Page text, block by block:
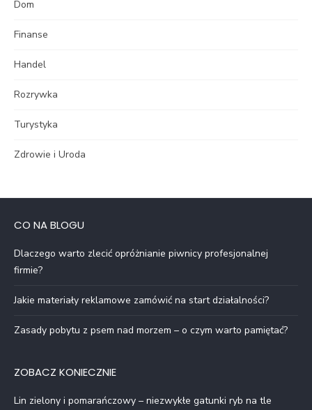
Dom
Finanse
Handel
Rozrywka
Turystyka
Zdrowie i Uroda
CO NA BLOGU
Dlaczego warto zlecić opróżnianie piwnicy profesjonalnej
firmie?
Jakie materiały reklamowe zamówić na start działalności?
Zasady pobytu z psem nad morzem – o czym warto pamiętać?
ZOBACZ KONIECZNIE
Lin zielony i pomarańczowy – niezwykłe gatunki ryb na tle